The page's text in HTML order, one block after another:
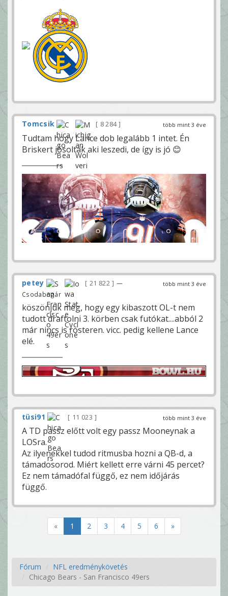
több mint 3 éve
Tomcsik 8 284
Tudtam hogy Lance dob legalább 1 intet. Én
Briskert jósoltak aki leszedi, de így is jó 😊
több mint 3 éve
petey 21 822
—
Csodabogár
köszönjük meg, hogy egy kibaszott OL-t nem
tudott draftolni 3. körben csak futókat....abból 2
már nincs is rosteren. vicc. pedig kellene Lance
elé.
több mint 3 éve
tüsi91 11 023
A TD passz előtt volt egy passz Mooneynak a
LOSra.
Az ilyenekkel tudod ritmusba hozni a QB-d, a
támadosorod. Miért kellett erre várni 45 percet?
Ez nem támadófal függő, ez nem időjárás
függő.
« 1 2 3 4 5 6 »
Fórum
NFL eredménykövetés
Chicago Bears - San Francisco 49ers